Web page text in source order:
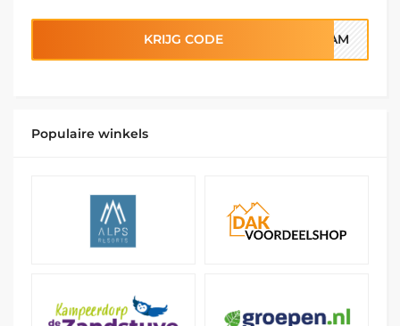
KRIJG CODE REAM
Populaire winkels